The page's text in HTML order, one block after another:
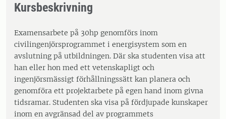
Kursbeskrivning
Examensarbete på 30hp genomförs inom
civilingenjörsprogrammet i energisystem som en
avslutning på utbildningen. Där ska studenten visa att
han eller hon med ett vetenskapligt och
ingenjörsmässigt förhållningssätt kan planera och
genomföra ett projektarbete på egen hand inom givna
tidsramar. Studenten ska visa på fördjupade kunskaper
inom en avgränsad del av programmets